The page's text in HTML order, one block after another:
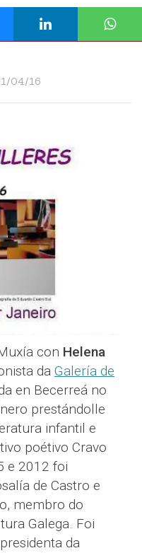
04/16
con Helena
da Galería de
en Becerreá no
prestándolle
infantil e
poétivo Cravo
e 2012 foi
de Castro e
membro do
Galega. Foi
da